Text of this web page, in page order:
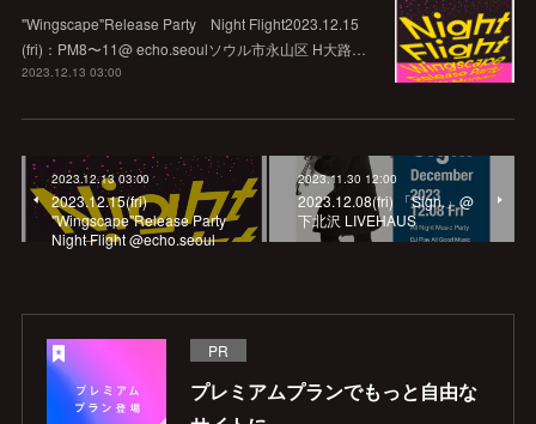
"Wingscape"Release Party Night Flight2023.12.15
(fri)：PM8〜11@ echo.seoulソウル市永山区 H大路…
2023.12.13 03:00
2023.12.13 03:00
2023.12.15(fri)
"Wingscape"Release Party
Night Flight @echo.seoul
2023.11.30 12:00
2023.12.08(fri) 「Sign.」@
下北沢 LIVEHAUS
PR
プレミアムプランでもっと自由な